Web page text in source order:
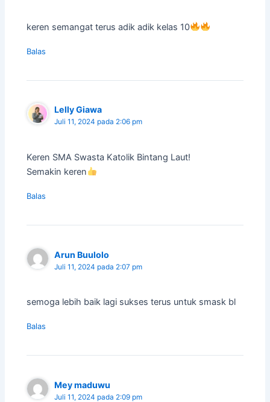
keren semangat terus adik adik kelas 10
Balas
Lelly Giawa
Juli 11, 2024 pada 2:06 pm
Keren SMA Swasta Katolik Bintang Laut!
Semakin keren
Balas
Arun Buulolo
Juli 11, 2024 pada 2:07 pm
semoga lebih baik lagi sukses terus untuk smask bl
Balas
Mey maduwu
Juli 11, 2024 pada 2:09 pm